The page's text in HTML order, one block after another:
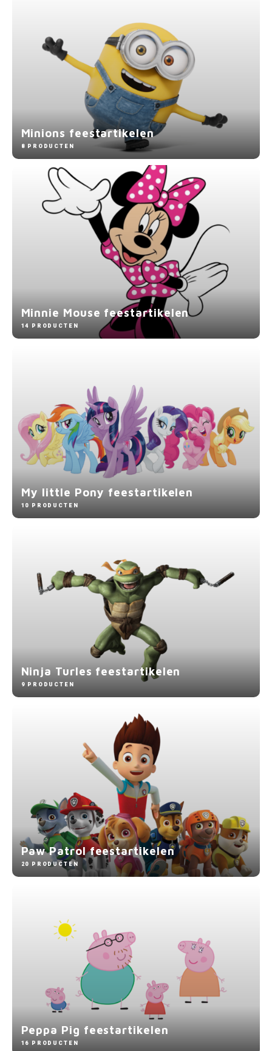
Minions feestartikelen
8 PRODUCTEN
Minnie Mouse feestartikelen
14 PRODUCTEN
My little Pony feestartikelen
10 PRODUCTEN
Ninja Turles feestartikelen
9 PRODUCTEN
Paw Patrol feestartikelen
20 PRODUCTEN
Peppa Pig feestartikelen
16 PRODUCTEN